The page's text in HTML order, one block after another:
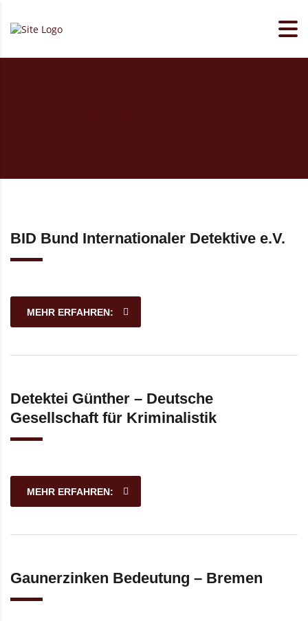
BID Bund Internationaler Detektive e.V.
MEHR ERFAHREN:
Detektei Günther – Deutsche
Gesellschaft für Kriminalistik
MEHR ERFAHREN:
Gaunerzinken Bedeutung – Bremen